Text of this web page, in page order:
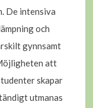
De intensiva
och
gynnsamt
att
skapar
utmanas